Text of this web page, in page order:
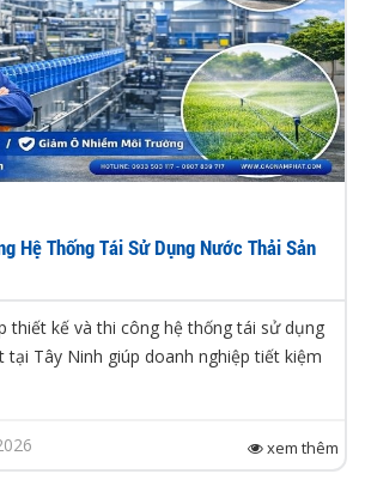
Hệ Thống Tái Sử Dụng Nước Thải Sản
thiết kế và thi công hệ thống tái sử dụng
tại Tây Ninh giúp doanh nghiệp tiết kiệm
xem thêm